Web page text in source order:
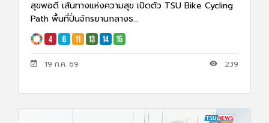
สุขพอดี เส้นทางแห่งความสุข เปิดตัว TSU Bike Cycling
Path พื้นที่ปั่นจักรยานกลางธ...
19 ก.ค. 69 239